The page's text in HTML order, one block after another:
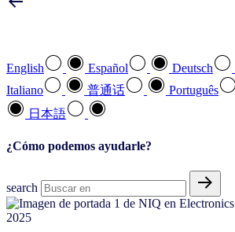
English Español Deutsch
Italiano
普通话 Português
日本語
¿Cómo podemos ayudarle?
search